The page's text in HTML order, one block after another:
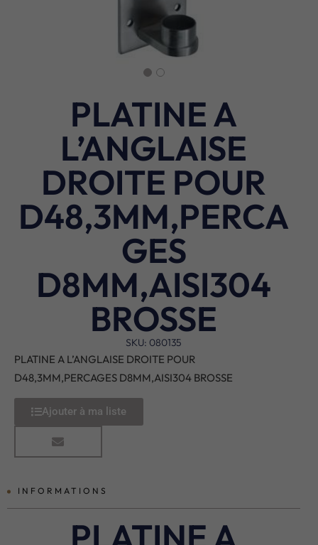
PLATINE A
L’ANGLAISE
DROITE POUR
D48,3MM,PERCA
GES
D8MM,AISI304
BROSSE
SKU: 080135
PLATINE A L’ANGLAISE DROITE POUR
D48,3MM,PERCAGES D8MM,AISI304 BROSSE
Ajouter à ma liste
INFORMATIONS
PLATINE A